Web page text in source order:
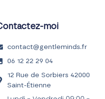
moi
contact@gentleminds.fr
06 12 22 29 04
12 Rue de Sorbiers 42000
Saint-Étienne